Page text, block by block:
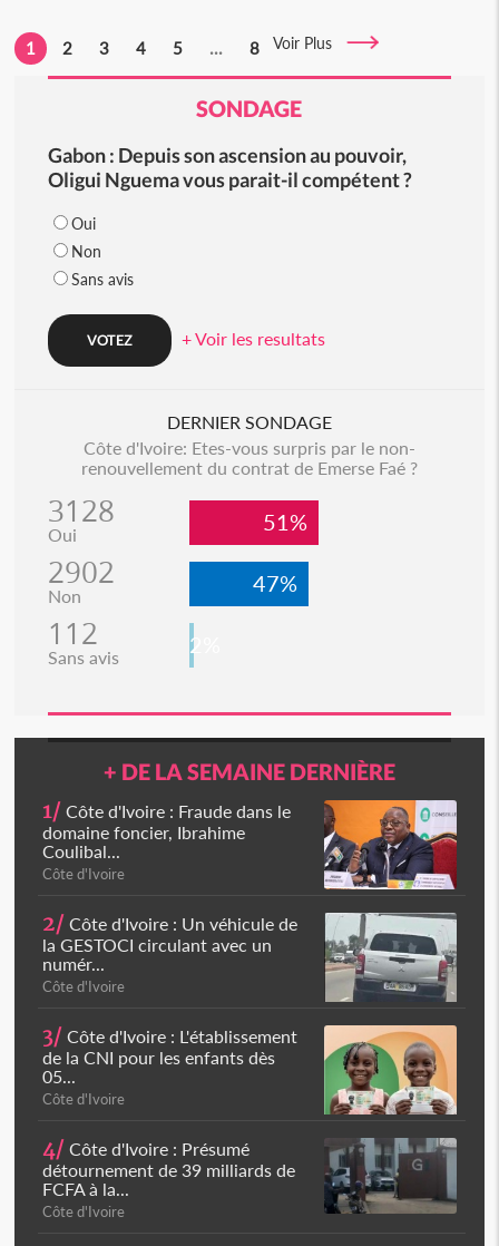
1 2 3 4 5 ... 8 Voir Plus
SONDAGE
Gabon : Depuis son ascension au pouvoir,
Oligui Nguema vous parait-il compétent ?
Oui
Non
Sans avis
+ Voir les resultats
DERNIER SONDAGE
Côte d'Ivoire: Etes-vous surpris par le non-
renouvellement du contrat de Emerse Faé ?
3128
Oui 51%
2902
Non 47%
112
Sans avis 2%
+ DE LA SEMAINE DERNIÈRE
1/ Côte d'Ivoire : Fraude dans le
domaine foncier, Ibrahime
Coulibal...
Côte d'Ivoire
2/ Côte d'Ivoire : Un véhicule de
la GESTOCI circulant avec un
numér...
Côte d'Ivoire
3/ Côte d'Ivoire : L'établissement
de la CNI pour les enfants dès
05...
Côte d'Ivoire
4/ Côte d'Ivoire : Présumé
détournement de 39 milliards de
FCFA à la...
Côte d'Ivoire